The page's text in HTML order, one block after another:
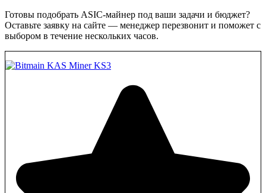
Готовы подобрать ASIC-майнер под ваши задачи и бюджет?
Оставьте заявку на сайте — менеджер перезвонит и поможет с
выбором в течение нескольких часов.